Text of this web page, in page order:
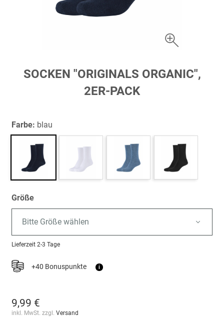
Zum
AnfangSOCKEN "ORIGINALS ORGANIC",
2ER-PACK
Farbe: blau
Größe
Bitte Größe wählen
Lieferzeit 2-3 Tage
+40 Bonuspunkte i
9,99 €
inkl. MwSt. zzgl. Versand